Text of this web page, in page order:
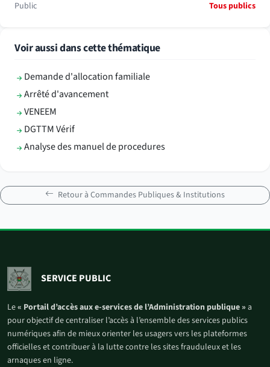
Public Tous publics
Voir aussi dans cette thématique
Demande d'allocation familiale
Arrêté d'avancement
VENEEM
DGTTM Vérif
Analyse des manuel de procedures
Retour à Commandes Publiques & Institutions
SERVICE PUBLIC
Le« Portail d’accès aux e-services de l’Administration publique » a
pour objectif de centraliser l’accès à l’ensemble des services publics
numériques afin de mieux orienter les usagers vers les plateformes
officielles et contribuer à la lutte contre les sites frauduleux et les
arnaques en ligne.